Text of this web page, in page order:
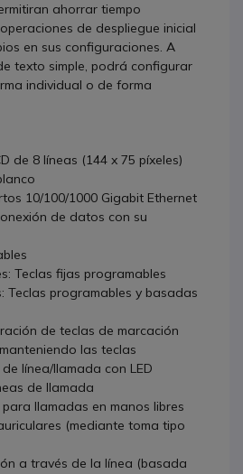
ahorrar tiempo
de despliegue inicial
en sus configuraciones. A
texto simple, podrá configurar
individual o de forma
de 8 líneas (144 x 75 píxeles)
10/100/1000 Gigabit Ethernet
de datos con su
Teclas fijas programables
Teclas programables y basadas
de teclas de marcación
las teclas
línea/llamada con LED
de llamada
llamadas en manos libres
(mediante toma tipo
a través de la línea (basada